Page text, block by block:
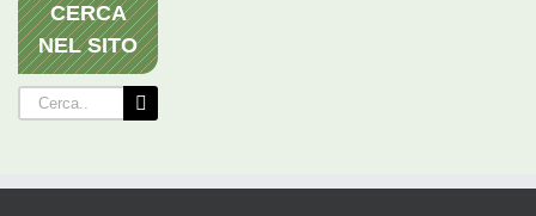
CERCA
NEL SITO
Cerca
per: